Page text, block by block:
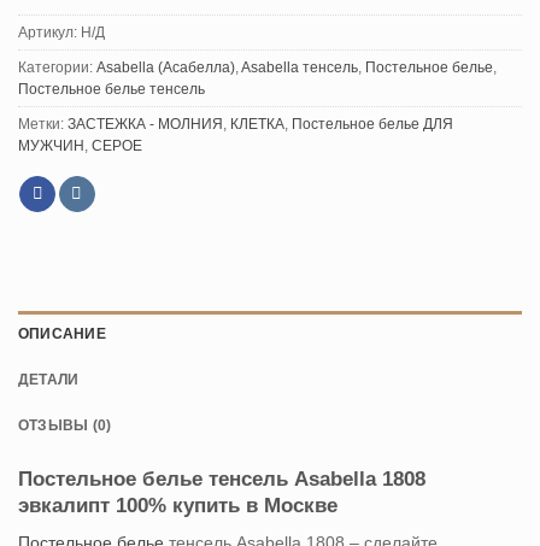
Артикул: Н/Д
Категории: Asabella (Асабелла) Asabella тенсель Постельное белье
Постельное белье тенсель
Метки: ЗАСТЕЖКА - МОЛНИЯ КЛЕТКА
Постельное белье ДЛЯ
МУЖЧИН
СЕРОЕ
ОПИСАНИЕ
ДЕТАЛИ
ОТЗЫВЫ (0)
Постельное белье тенсель Asabella 1808
эвкалипт 100% купить в Москве